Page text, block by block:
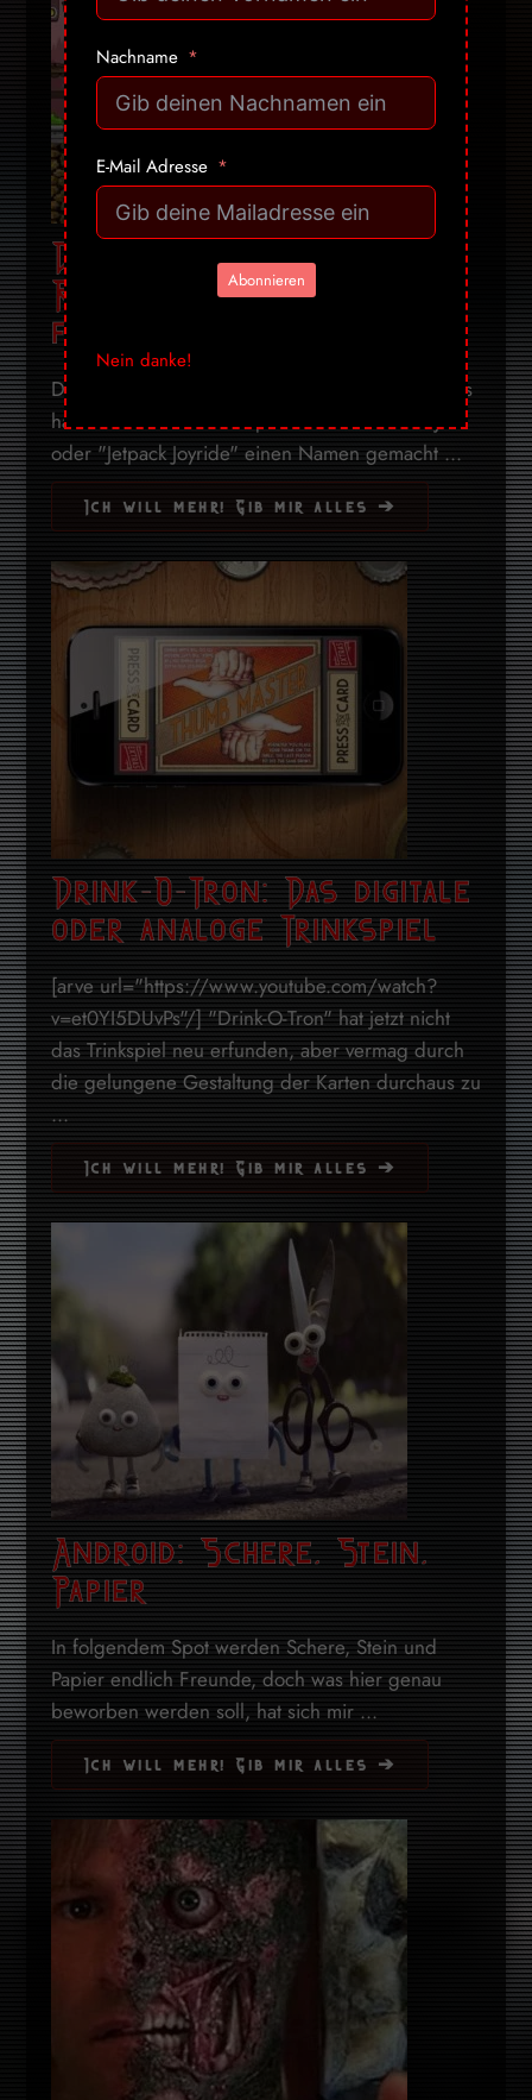
Dan The Man: Jump ’n‘
Run Game im Retro-Style
für dein Handy
Die australischen Entwickler von Halfbrick Studios
haben sich bereits mit Spielen wie "Fruit Ninja"
oder "Jetpack Joyride" einen Namen gemacht ...
Ich will mehr! Gib mir alles ➔
Drink-O-Tron: Das digitale
oder analoge Trinkspiel
[arve url="https://www.youtube.com/watch?
v=et0YI5DUvPs"/] "Drink-O-Tron" hat jetzt nicht
das Trinkspiel neu erfunden, aber vermag durch
die gelungene Gestaltung der Karten durchaus zu
...
Ich will mehr! Gib mir alles ➔
Android: Schere, Stein,
Papier
In folgendem Spot werden Schere, Stein und
Papier endlich Freunde, doch was hier genau
beworben werden soll, hat sich mir ...
Ich will mehr! Gib mir alles ➔
Nachname
E-Mail Adresse
Abonnieren
Nein danke!